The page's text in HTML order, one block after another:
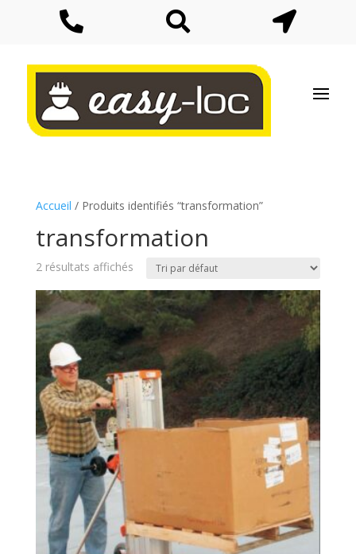
  
Accueil / Produits identifiés “transformation”
transformation
2 résultats affichés